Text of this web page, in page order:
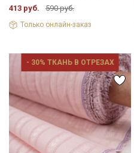
413 руб. 590 руб.
Только онлайн-заказ
- 30% ТКАНЬ В ОТРЕЗАХ
Ознакомлен(а) с
данных
и даюСогласие
данных
Даю
Согласие на
информационных рассылок